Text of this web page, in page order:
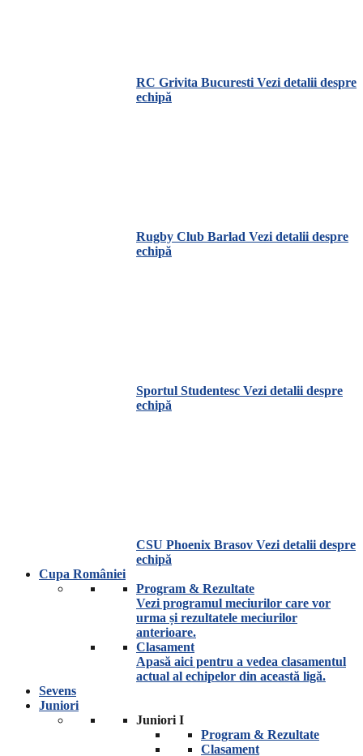
RC Grivita Bucuresti Vezi detalii despre
echipă
Rugby Club Barlad Vezi detalii despre
echipă
Sportul Studentesc Vezi detalii despre
echipă
CSU Phoenix Brasov Vezi detalii despre
echipă
Cupa României
Program & Rezultate
Vezi programul meciurilor care vor
urma și rezultatele meciurilor
anterioare.
Clasament
Apasă aici pentru a vedea clasamentul
actual al echipelor din această ligă.
Sevens
Juniori
Juniori I
Program & Rezultate
Clasament